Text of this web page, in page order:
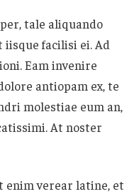
tale aliquando
iisque facilisi ei. Ad
Eam invenire
antiopam ex, te
molestiae eum an,
At noster
enim verear latine, et